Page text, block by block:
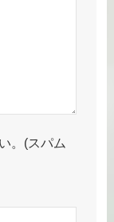
。(スパム